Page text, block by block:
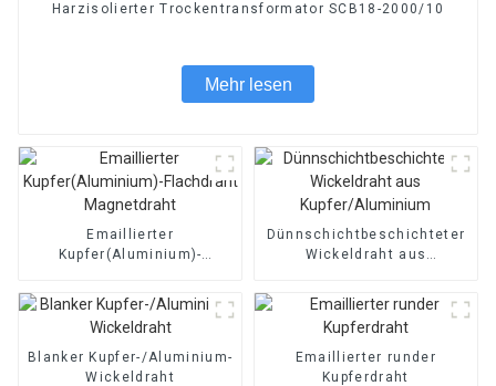
Harzisolierter Trockentransformator SCB18-2000/10
Mehr lesen
Emaillierter
Kupfer(Aluminium)-
Dünnschichtbeschichteter
Wickeldraht aus
Blanker Kupfer-/Aluminium-
Wickeldraht
Emaillierter runder
Kupferdraht